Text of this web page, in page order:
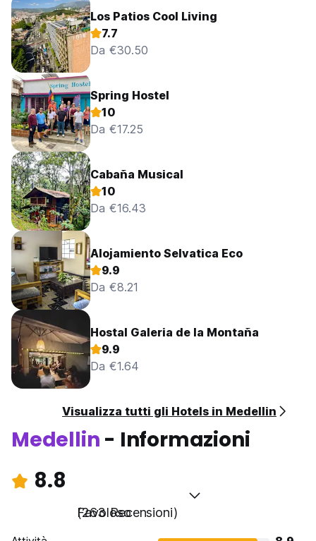
Los Patios Cool Living
7.7
Da €30.50
Spring Hostel
10
Da €17.25
Cabaña Musical
10
Da €16.43
Alojamiento Selvatica Eco
9.9
Da €8.21
Hostal Galeria de la Montaña
9.9
Da €1.64
Visualizza tutti gli Hotels in Medellin
Medellin - Informazioni
8.8
Favoloso
(263 Recensioni)